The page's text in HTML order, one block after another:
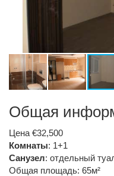
Общая
Цена €32,500
Комнаты: 1+1
Санузел: отдельный
Общая площадь: 65м²